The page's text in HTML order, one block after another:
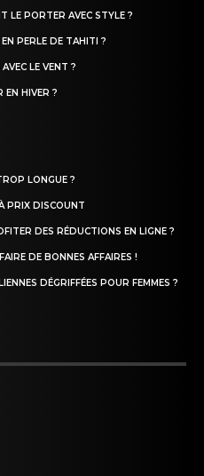
LE PORTER AVEC STYLE ?
PERLE DE TAHITI ?
LE VENT ?
EN HIVER ?
LONGUE ?
PRIX DISCOUNT
DES RÉDUCTIONS EN LIGNE ?
DE BONNES AFFAIRES !
DÉGRIFFÉES POUR FEMMES ?